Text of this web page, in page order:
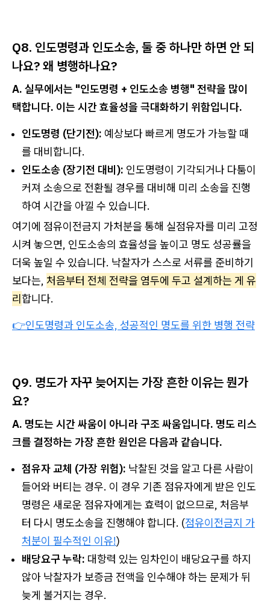
Q8. 인도명령과 인도소송, 둘 중 하나만 하면 안 되
나요? 왜 병행하나요?
A. 실무에서는 "인도명령 + 인도소송 병행" 전략을 많이
택합니다. 이는 시간 효율성을 극대화하기 위함입니다.
인도명령 (단기전): 예상보다 빠르게 명도가 가능할 때
를 대비합니다.
인도소송 (장기전 대비): 인도명령이 기각되거나 다툼이
커져 소송으로 전환될 경우를 대비해 미리 소송을 진행
하여 시간을 아낄 수 있습니다.
여기에 점유이전금지 가처분을 통해 실점유자를 미리 고정
시켜 놓으면, 인도소송의 효율성을 높이고 명도 성공률을
더욱 높일 수 있습니다. 낙찰자가 스스로 서류를 준비하기
보다는, 처음부터 전체 전략을 염두에 두고 설계하는 게 유
리합니다.
👉인도명령과 인도소송, 성공적인 명도를 위한 병행 전략
Q9. 명도가 자꾸 늦어지는 가장 흔한 이유는 뭔가
요?
A. 명도는 시간 싸움이 아니라 구조 싸움입니다. 명도 리스
크를 결정하는 가장 흔한 원인은 다음과 같습니다.
점유자 교체 (가장 위험): 낙찰된 것을 알고 다른 사람이
들어와 버티는 경우. 이 경우 기존 점유자에게 받은 인도
명령은 새로운 점유자에게는 효력이 없으므로, 처음부
터 다시 명도소송을 진행해야 합니다. (점유이전금지 가
처분이 필수적인 이유!)
배당요구 누락: 대항력 있는 임차인이 배당요구를 하지
않아 낙찰자가 보증금 전액을 인수해야 하는 문제가 뒤
늦게 불거지는 경우.